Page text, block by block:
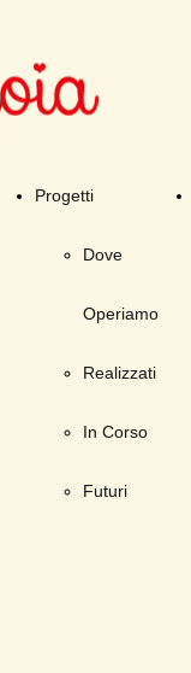
Progetti
Dove
Operiamo
Realizzati
In Corso
Futuri